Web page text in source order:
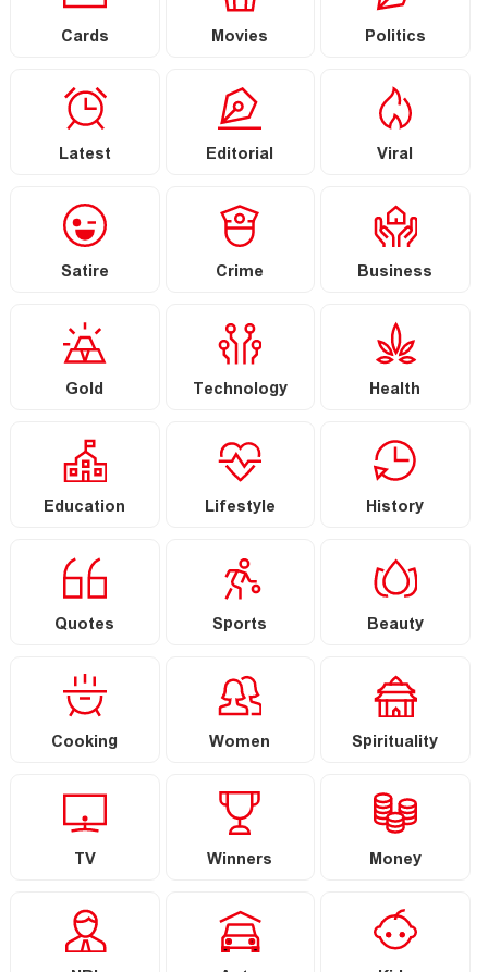
Cards Movies Politics
Latest Editorial Viral
Satire Crime Business
Gold Technology Health
Education Lifestyle History
Quotes Sports Beauty
Cooking Women Spirituality
TV Winners Money